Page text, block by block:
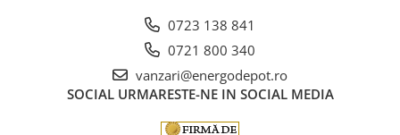
0723 138 841
0721 800 340
vanzari@energodepot.ro
SOCIAL URMARESTE-NE IN SOCIAL MEDIA